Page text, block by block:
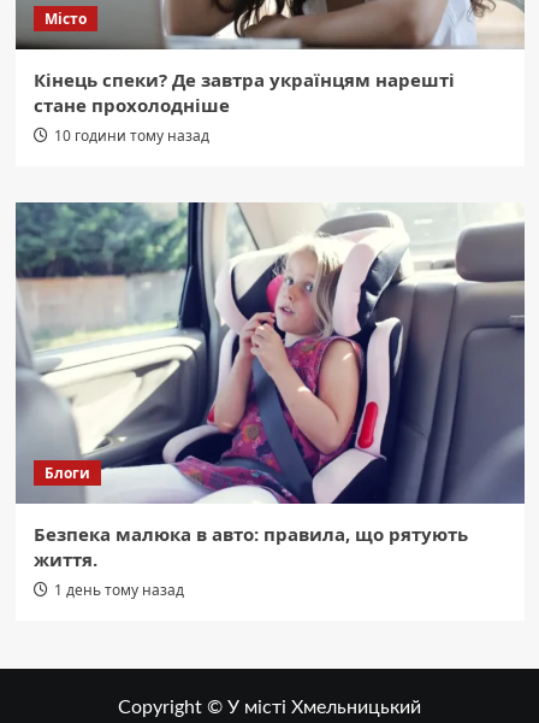
Місто
Кінець спеки? Де завтра українцям нарешті
стане прохолодніше
10 години тому назад
Блоги
Безпека малюка в авто: правила, що рятують
життя.
1 день тому назад
Copyright © У місті Хмельницький